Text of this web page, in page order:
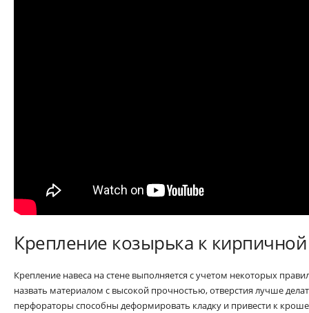
Крепление козырька к кирпичной
Крепление навеса на стене выполняется с учетом некоторых
назвать материалом с высокой прочностью, отверстия лучше
перфораторы способны деформировать кладку и привести к